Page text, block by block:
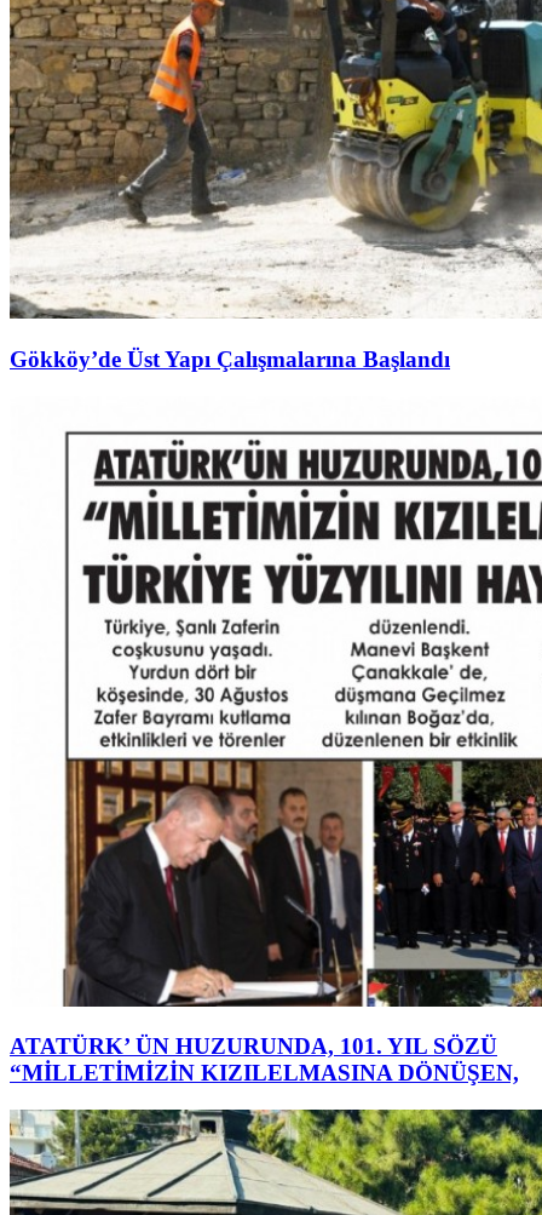
Gökköy’de Üst Yapı Çalışmalarına Başlandı
ATATÜRK’ ÜN HUZURUNDA, 101. YIL SÖZÜ
“MİLLETİMİZİN KIZILELMASINA DÖNÜŞEN,